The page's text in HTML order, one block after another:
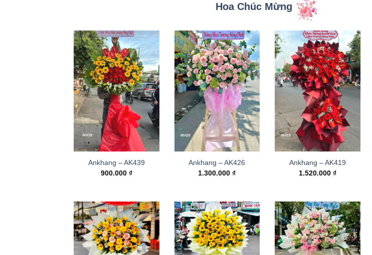
Hoa Chúc Mừng
Ankhang – AK439
900.000 ₫
Ankhang – AK426
1.300.000₫
Ankhang – AK419
1.520.000₫